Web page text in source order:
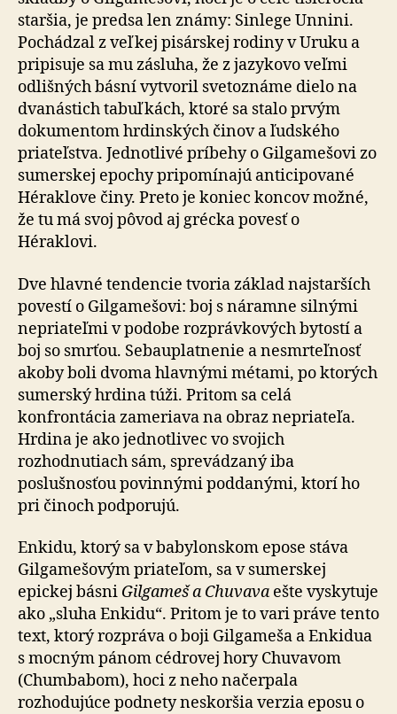
staršia, je predsa len známy: Sinlege Unnini.
Pochádzal z veľkej pisárskej rodiny v Uruku a
pripisuje sa mu zásluha, že z jazykovo veľmi
odlišných básní vytvoril svetoznáme dielo na
dvanástich tabuľkách, ktoré sa stalo prvým
dokumentom hrdinských činov a ľudského
priateľstva. Jednotlivé príbehy o Gilgamešovi zo
sumerskej epochy pripomínajú anticipované
Héraklove činy. Preto je koniec koncov možné,
že tu má svoj pôvod aj grécka povesť o
Héraklovi.
Dve hlavné tendencie tvoria základ najstarších
povestí o Gilgamešovi: boj s náramne silnými
nepriateľmi v podobe rozprávkových bytostí a
boj so smrťou. Sebauplatnenie a nesmrteľnosť
akoby boli dvoma hlavnými métami, po ktorých
sumerský hrdina túži. Pritom sa celá
konfrontácia zameriava na obraz nepriateľa.
Hrdina je ako jednotlivec vo svojich
rozhodnutiach sám, sprevádzaný iba
poslušnosťou povinnými poddanými, ktorí ho
pri činoch podporujú.
Enkidu, ktorý sa v babylonskom epose stáva
Gilgamešovým priateľom, sa v sumerskej
epickej básni Gilgameš a Chuvava ešte vyskytuje
ako „sluha Enkidu“. Pritom je to vari práve tento
text, ktorý rozpráva o boji Gilgameša a Enkidua
s mocným pánom cédrovej hory Chuvavom
(Chumbabom), hoci z neho načerpala
rozhodujúce podnety neskoršia verzia eposu o